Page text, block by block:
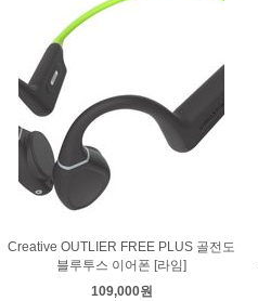
Creative OUTLIER FREE PLUS 골전도
블루투스 이어폰 [라임]
109,000원